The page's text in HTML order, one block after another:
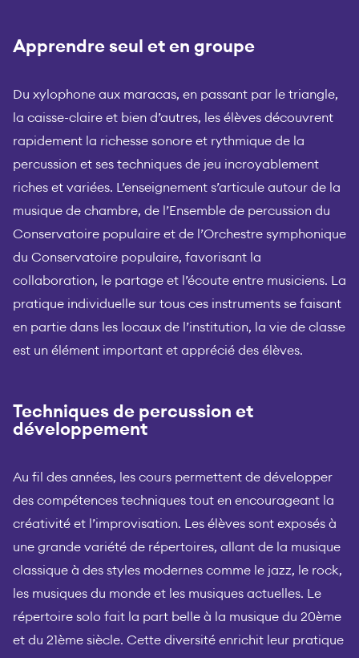
Apprendre seul et en groupe
Du xylophone aux maracas, en passant par le triangle,
la caisse-claire et bien d’autres, les élèves découvrent
rapidement la richesse sonore et rythmique de la
percussion et ses techniques de jeu incroyablement
riches et variées. L’enseignement s’articule autour de la
musique de chambre, de l’Ensemble de percussion du
Conservatoire populaire et de l’Orchestre symphonique
du Conservatoire populaire, favorisant la
collaboration, le partage et l’écoute entre musiciens. La
pratique individuelle sur tous ces instruments se faisant
en partie dans les locaux de l’institution, la vie de classe
est un élément important et apprécié des élèves.
Techniques de percussion et
développement
Au fil des années, les cours permettent de développer
des compétences techniques tout en encourageant la
créativité et l’improvisation. Les élèves sont exposés à
une grande variété de répertoires, allant de la musique
classique à des styles modernes comme le jazz, le rock,
les musiques du monde et les musiques actuelles. Le
répertoire solo fait la part belle à la musique du 20ème
et du 21ème siècle. Cette diversité enrichit leur pratique